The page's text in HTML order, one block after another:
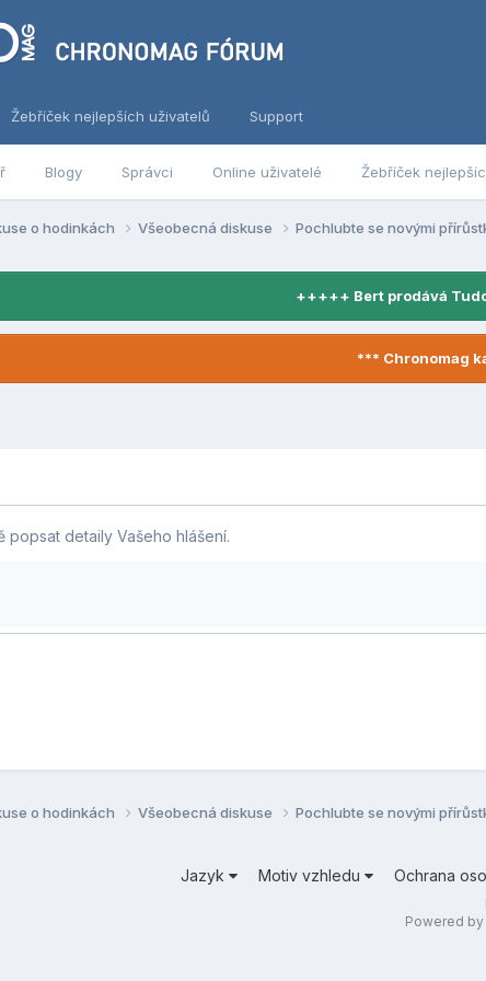
Blogy Správci Online uživatelé Žebříček
Žebříček nejlepších uživatelů Support
o hodinkách Všeobecná diskuse Pochlubte se novými
+++++ Bert prodává
*** Chronomag
popsat detaily Vašeho hlášení.
o hodinkách Všeobecná diskuse Pochlubte se novými
Jazyk Motiv vzhledu Ochrana
Powered